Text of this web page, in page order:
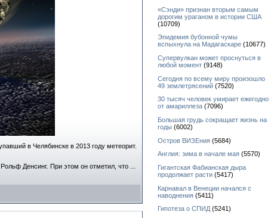
в Челябинске в 2013 году метеорит.
Денсинг. При этом он отметил, что
«Сэнди» признан вторым самым
дорогим ураганом в истории США
(10709)
Эпидемия бубонной чумы
вспыхнула на Мадагаскаре (10677)
Супервулкан может проснуться в
любой момент (9148)
Сегодня по всему миру произошло
49 землетрясений (7520)
30 тысяч человек умирает ежегодно
от амариллеза (7096)
Большая грудь сокращает жизнь на
годы (6002)
Остров ВИЗЕния (5684)
Англия: зима в начале мая (5570)
Гигантская Фабианская дыра
продолжает расти (5417)
Карнавал в Венеции начался с
наводнения (5411)
Гипотеза о СПИД (5241)